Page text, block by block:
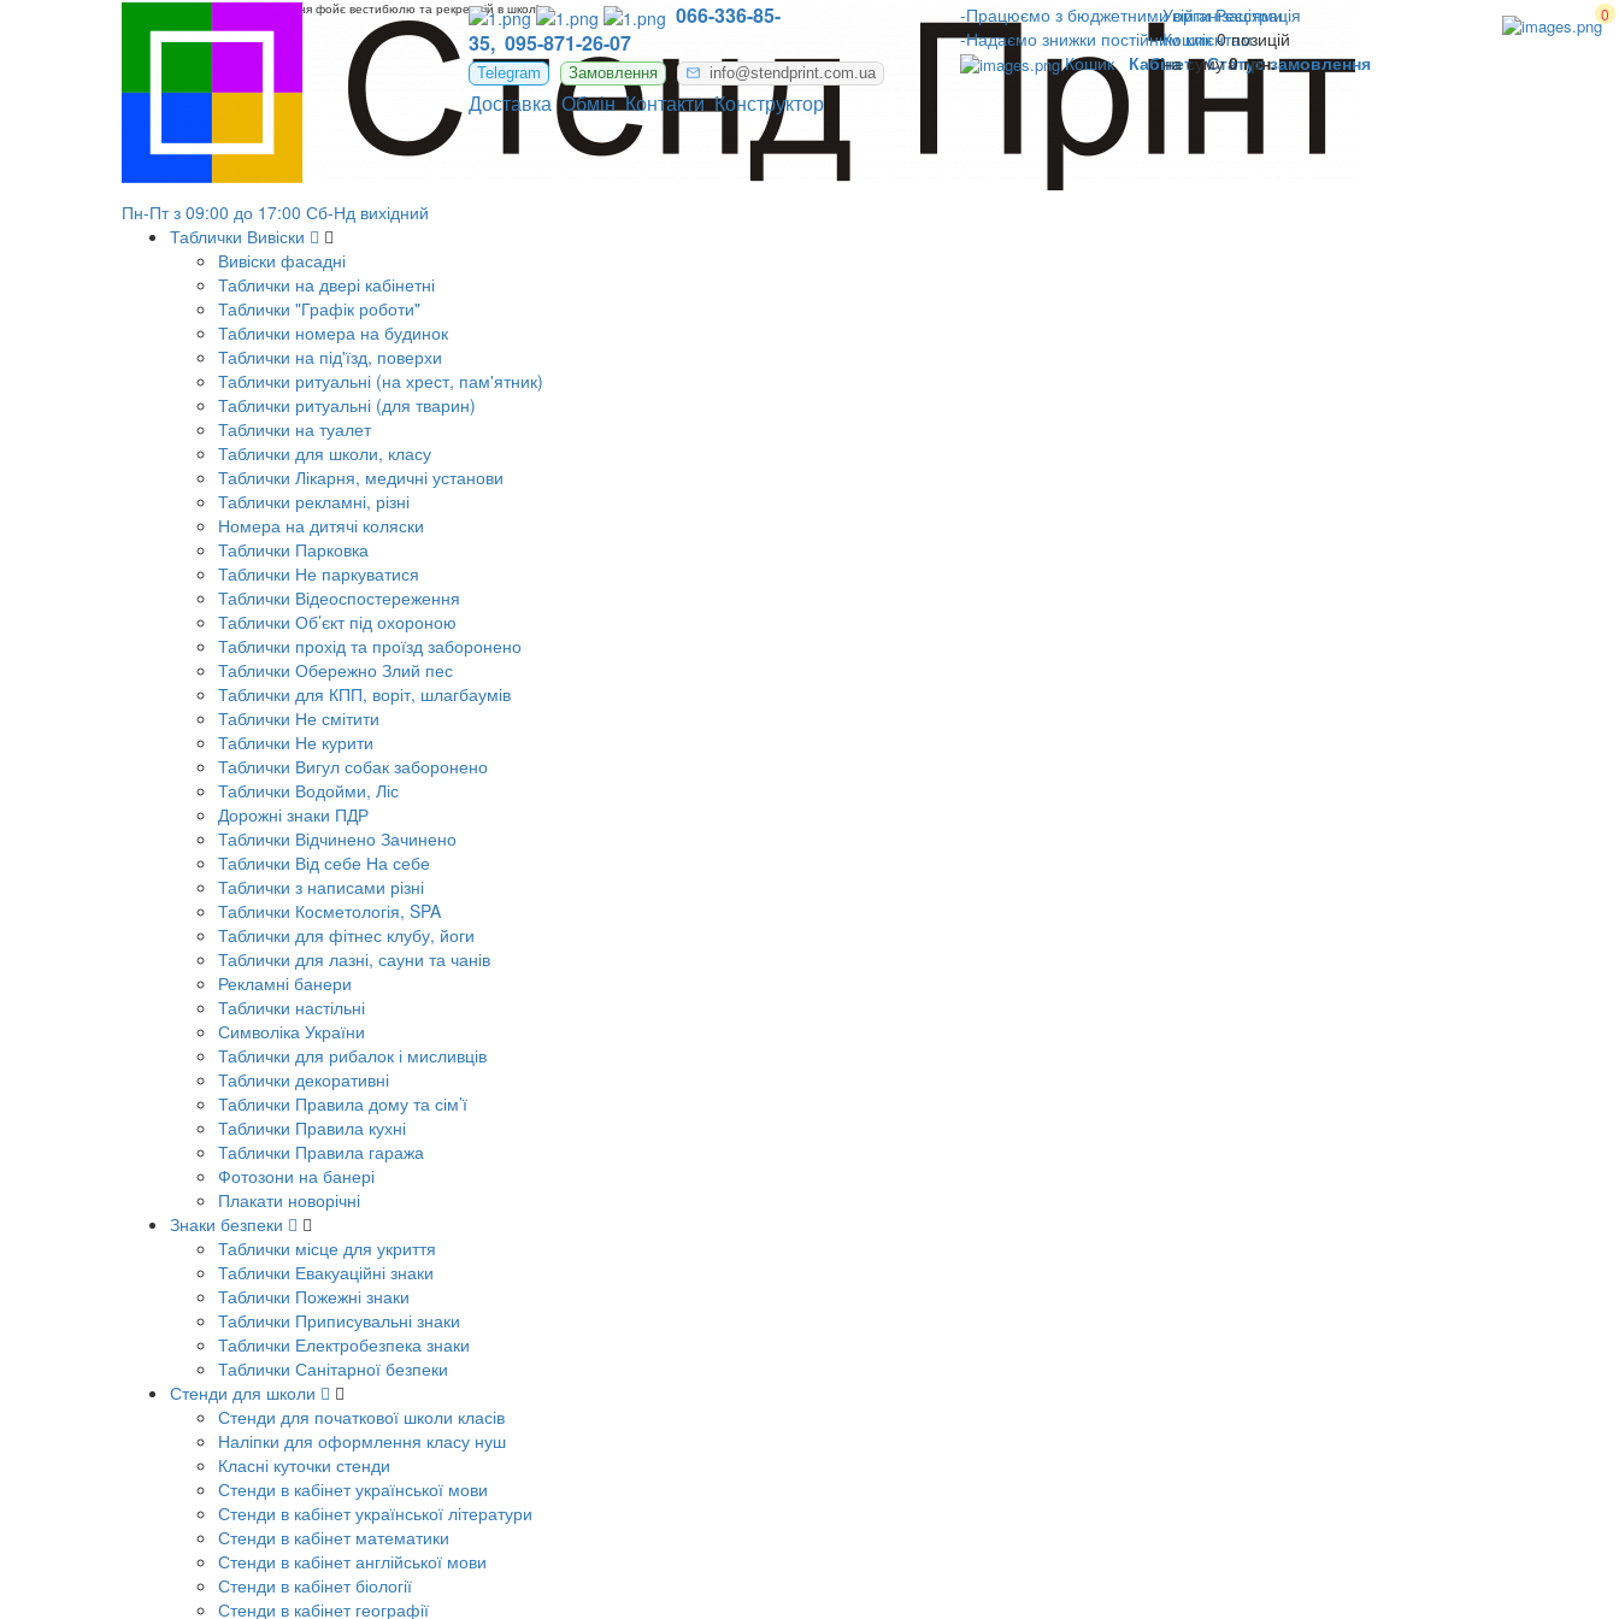
0
Пн-Пт з 09:00 до 17:00 Сб-Нд вихідний
066-336-85-
35, 095-871-26-07
Telegram Замовлення info@stendprint.com.ua
Доставка Обмін Контакти Конструктор
-Працюємо з бюджетними організаціями
-Надаємо знижки постійним клієнтам
Кошик
Кабінет Статус замовлення
Увійти Реєстрація
Кошик0 позицій
на суму0 грн.
Таблички Вивіски
Вивіски фасадні
Таблички на двері кабінетні
Таблички "Графік роботи"
Таблички номера на будинок
Таблички на під'їзд, поверхи
Таблички ритуальні (на хрест, пам'ятник)
Таблички ритуальні (для тварин)
Таблички на туалет
Таблички для школи, класу
Таблички Лікарня, медичні установи
Таблички рекламні, різні
Номера на дитячі коляски
Таблички Парковка
Таблички Не паркуватися
Таблички Відеоспостереження
Таблички Об’єкт під охороною
Таблички прохід та проїзд заборонено
Таблички Обережно Злий пес
Таблички для КПП, воріт, шлагбаумів
Таблички Не смітити
Таблички Не курити
Таблички Вигул собак заборонено
Таблички Водойми, Ліс
Дорожні знаки ПДР
Таблички Відчинено Зачинено
Таблички Від себе На себе
Таблички з написами різні
Таблички Косметологія, SPA
Таблички для фітнес клубу, йоги
Таблички для лазні, сауни та чанів
Рекламні банери
Таблички настільні
Символіка України
Таблички для рибалок і мисливців
Таблички декоративні
Таблички Правила дому та сім’ї
Таблички Правила кухні
Таблички Правила гаража
Фотозони на банері
Плакати новорічні
Знаки безпеки
Таблички місце для укриття
Таблички Евакуаційні знаки
Таблички Пожежні знаки
Таблички Приписувальні знаки
Таблички Електробезпека знаки
Таблички Санітарної безпеки
Стенди для школи
Стенди для початкової школи класів
Наліпки для оформлення класу нуш
Класні куточки стенди
Стенди в кабінет української мови
Стенди в кабінет української літератури
Стенди в кабінет математики
Стенди в кабінет англійської мови
Стенди в кабінет біології
Стенди в кабінет географії
Шкільні стенди для оформлення фойє вестибюлю та рекреацій в школі